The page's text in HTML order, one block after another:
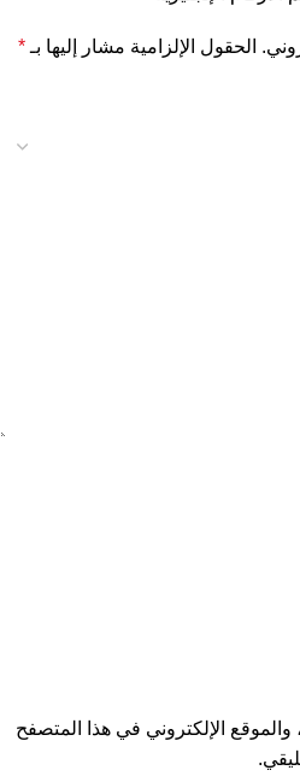
الحقول الإلزامية مشار إليها بـ *
الإلكتروني في هذا المتصفح